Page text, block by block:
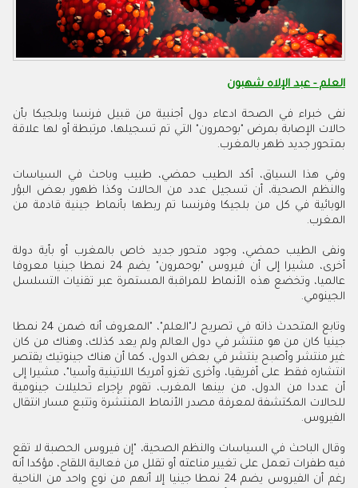
العلم - عبد الإلاه شهبون
نفى خبراء في الصحة ادعاء دول أجنبية من قبيل فرنسا وبلجيكا بأن
حالات الإصابة بمرض "بوحمرون" التي تم تسجيلها، مرتبطة أو لها علاقة
بمتحور جديد ظهر بالمغرب.
وفي هذا السياق، أكد الطيب حمضي، طبيب وباحث في السياسات
والنظم الصحية، أن تسجيل عدد من الحالات وكذا ظهور بعض البؤر
الوبائية في كل من بلجيكا وفرنسا تم ربطها بأنماط جينية قادمة من
المغرب.
ونفى الطيب حمضي، وجود متحور جديد خاص بالمغرب أو بأية دولة
أخرى، مشيرا إلى أن فيروس "بوحمرون" يضم 24 نمطا جينيا معروفا
عالميا، وتخضع هذه الأنماط للمراقبة المستمرة عبر تقنيات التسلسل
الجينومي.
وتابع المتحدث ذاته في تصريح لـ"العلم"، "المعروف أنه ضمن 24 نمطا
جينيا كان من هو منتشر في دول العالم ولم يعد كذلك، وهناك من كان
غير منتشر وأصبح ينتشر في بعض الدول، كما أن هناك جينوتيك يقتصر
انتشاره فقط على أفريقيا، وأخرى تغزو أمريكا اللاتينية وآسيا"، مشيرا إلى
أن عددا من الدول، من بينها المغرب، تقوم بإجراء تحليلات جينومية
للحالات المكتشفة لمعرفة مصدر الأنماط المنتشرة وتتبع مسار انتقال
الفيروس.
وقال الباحث في السياسات والنظم الصحية، "إن فيروس الحصبة لا تقع
فيه طفرات تعمل على تغيير مناعته أو تقلل من فعالية اللقاح، مؤكدا أنه
رغم أن الفيروس يضم 24 نمطا جينيا إلا أنهم من نوع واحد من الناحية